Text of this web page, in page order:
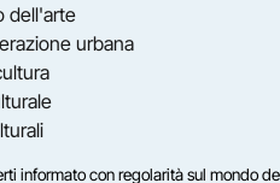
dell'arte
urbana
informato con regolarità sul mondo